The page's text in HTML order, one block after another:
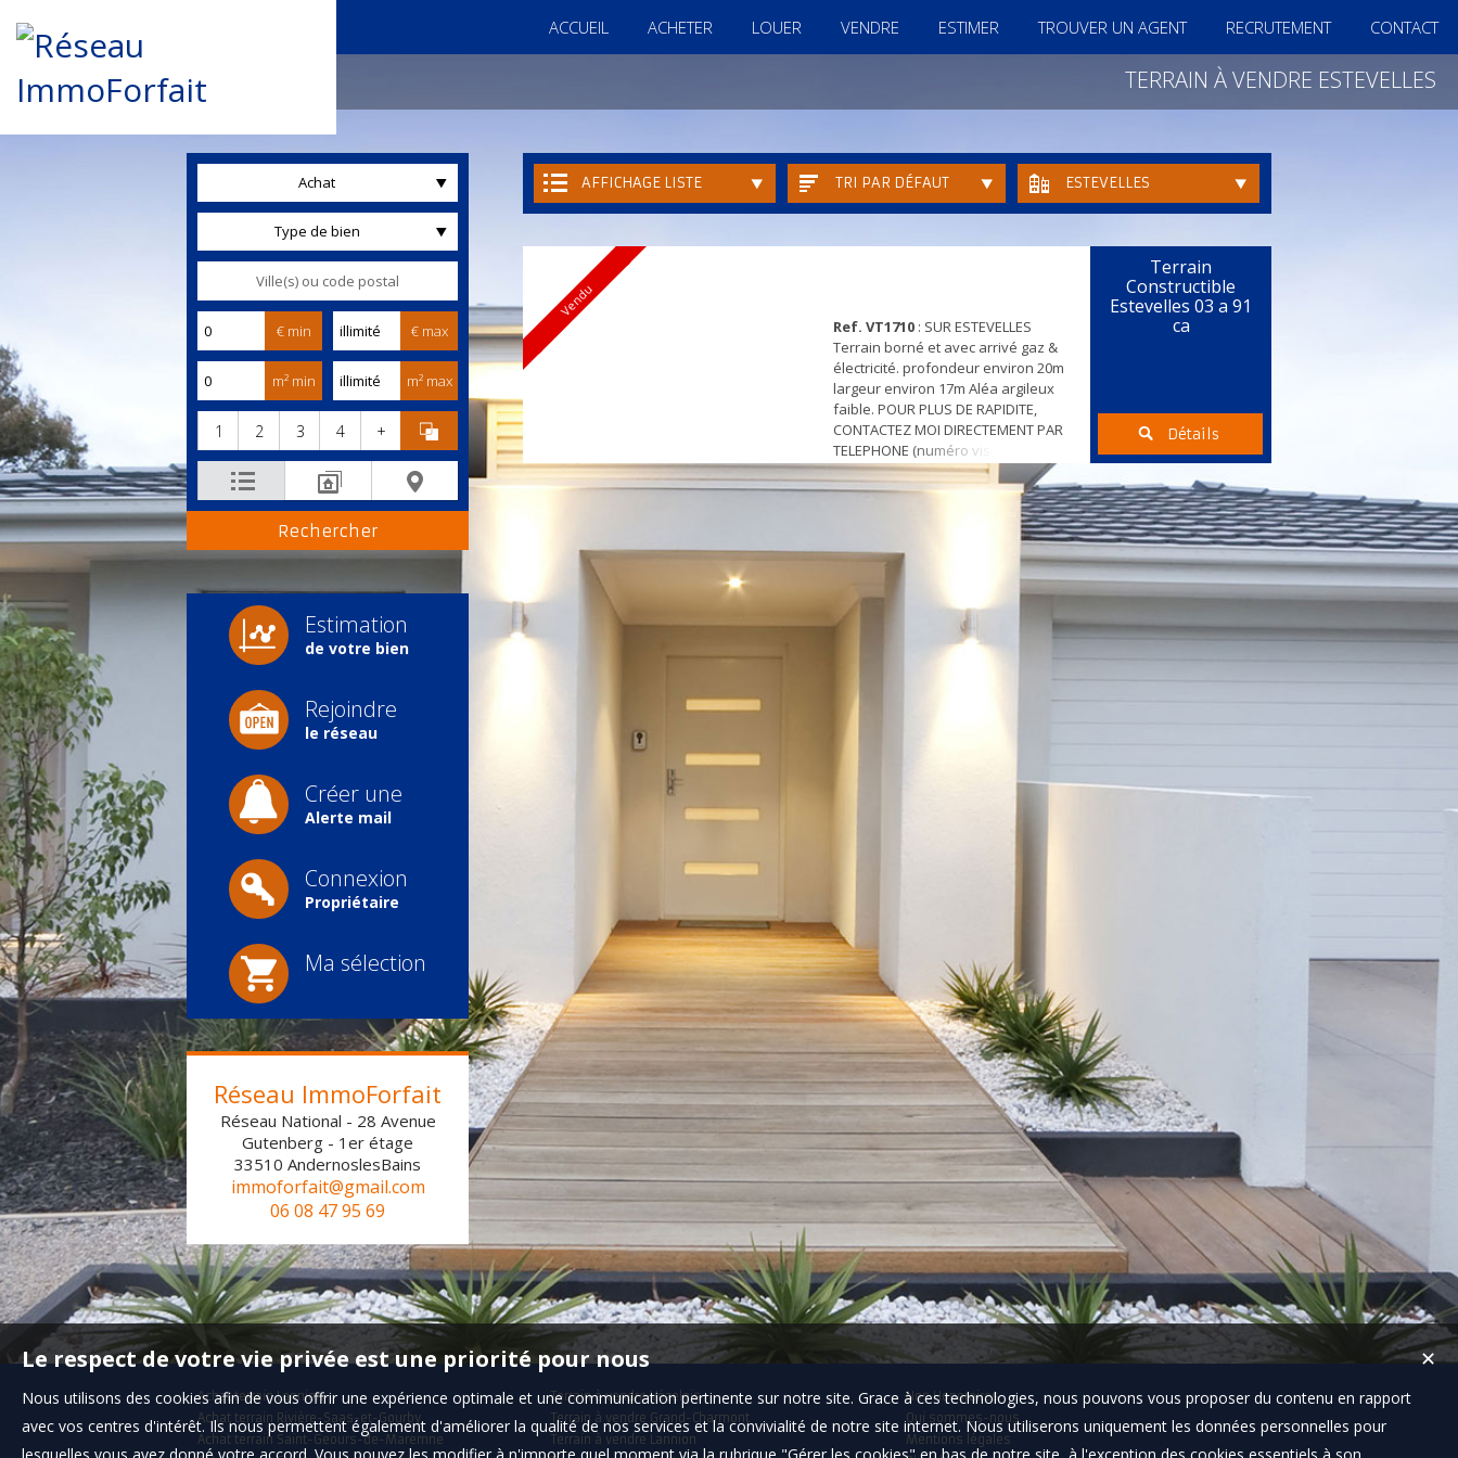
ACCUEIL ACHETER LOUER VENDRE ESTIMER TROUVER UN AGENT RECRUTEMENT CONTACT
TERRAIN À VENDRE ESTEVELLES
Achat
Type de bien
€ min € max
m² min m² max
1 2 3 4 +
Estimation
de votre bien
Rejoindre
le réseau
Créer une
Alerte mail
Connexion
Propriétaire
Ma sélection
Réseau ImmoForfait
Réseau National - 28 Avenue
Gutenberg - 1er étage
33510 AndernoslesBains
immoforfait@gmail.com
06 08 47 95 69
AFFICHAGE LISTE TRI PAR DÉFAUT ESTEVELLES
Vendu
Ref. VT1710 : SUR ESTEVELLES
Terrain borné et avec arrivé gaz &
électricité. profondeur environ 20m
largeur environ 17m Aléa argileux
faible. POUR PLUS DE RAPIDITE,
CONTACTEZ MOI DIRECTEMENT PAR
TELEPHONE (numéro visible sur les
photos) Les honoraires de
négociation sont à la charge
acquéreur, le prix est charge
acquéreur inclus. Les informations
sur les risques auxquels ce bien est
exposé sont d...
Terrain
Constructible
Estevelles 03 a 91
ca
Détails
Achat terrain Lannion
Achat terrain Rivière-Saas-et-Gourby
Achat terrain Saint-Geours-de-Maremne
Terrain à vendre Vézelois
Terrain à vendre Grand-Charmont
Terrain à vendre Lannion
Nos Honoraires
Qui sommes-nous
Mentions légales
✕
Le respect de votre vie privée est une priorité pour nous
Nous utilisons des cookies afin de vous offrir une expérience optimale et une communication pertinente sur notre site. Grace à ces technologies, nous pouvons vous proposer du contenu en rapport
avec vos centres d'intérêt. Ils nous permettent également d'améliorer la qualité de nos services et la convivialité de notre site internet. Nous utiliserons uniquement les données personnelles pour